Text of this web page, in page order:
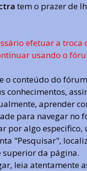
tem o prazer de
efetuar a troca
usando o
o conteúdo do
conhecimentos,
aprender
para navegar no
por algo especifico,
"Pesquisar",
superior da página.
leia atentamente